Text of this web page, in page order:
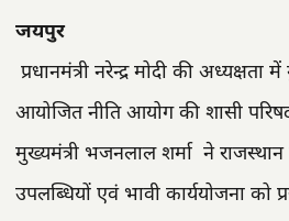
जयपुर
प्रधानमंत्री नरेन्द्र मोदी की अध्यक्षता
आयोजित नीति आयोग की शासी
मुख्यमंत्री भजनलाल शर्मा ने
उपलब्धियों एवं भावी कार्ययोजना को